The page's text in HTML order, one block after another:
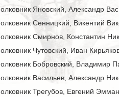
Яновский, Александр
Сенницкий, Викентий
Смирнов, Константин
Чутовский, Иван
Бобровский, Владимир
Васильев, Александр
Трегубов, Евгений